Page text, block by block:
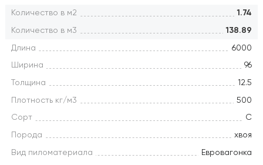
Количество в м2 1.74
Количество в м3 138.89
Длина 6000
Ширина 96
Толщина 12.5
Плотность кг/м3 500
Сорт С
Порода хвоя
Вид пиломатериала Евровагонка